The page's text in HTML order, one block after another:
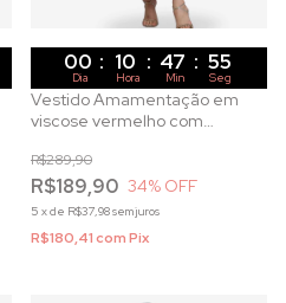
00 : 10 : 47 : 53
Dia Hora Min Seg
Vestido Amamentação em
viscose vermelho com
ombreiras
R$189,90
R$289,90
34% OFF
5 xde R$37,98sem juros
R$180,41comPix